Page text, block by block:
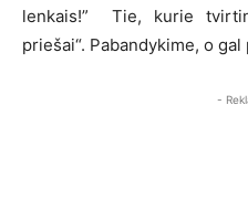
lenkais!” Tie, kurie
priešai“. Pabandykime, o
-